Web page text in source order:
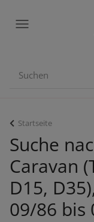
Startseite
Suche
Caravan
D15,
09/86 bis